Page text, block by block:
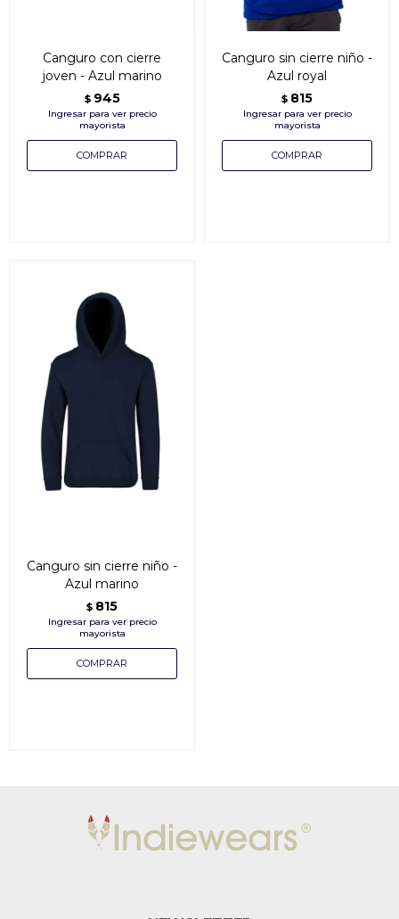
Canguro con cierre
joven - Azul marino
$ 945
Canguro sin cierre niño -
Azul royal
$ 815
Canguro sin cierre niño -
Azul marino
$ 815